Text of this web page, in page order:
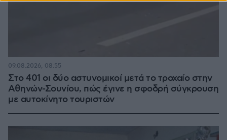
Στο 401 οι δύο αστυνομικοί μετά το τροχαίο στην
Αθηνών-Σουνίου, πώς έγινε η σφοδρή σύγκρουση
με αυτοκίνητο τουριστών
09.08.2026, 08:55